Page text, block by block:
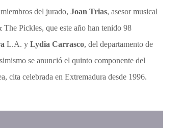
del jurado, Joan Trias, asesor musical
Pickles, que este año han tenido 98
L.A. y Lydia Carrasco, del departamento de
se anunció el quinto componente del
cita celebrada en Extremadura desde 1996.